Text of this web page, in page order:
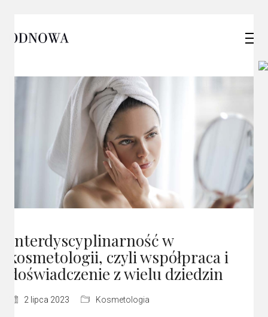
Interdyscyplinarność w
kosmetologii, czyli współpraca i
doświadczenie z wielu dziedzin
2 lipca 2023 Kosmetologia